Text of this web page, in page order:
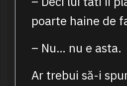
poarte haine de
– Nu… nu e asta.
Ar trebui să-i